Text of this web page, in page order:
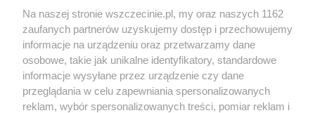
Wernisaże
Więcej
Specjalny koncert z okazji
20. urodzin portalu
wSzczecinie.pl
Regulamin konkursów
śniadaniówka "Hej
Szczecin! Jest piątek!"
Na naszej stronie wszczecinie.pl, my oraz naszych 1162
zaufanych partnerów uzyskujemy dostęp i przechowujemy
informacje na urządzeniu oraz przetwarzamy dane
osobowe, takie jak unikalne identyfikatory, standardowe
informacje wysyłane przez urządzenie czy dane
przeglądania w celu zapewniania spersonalizowanych
reklam, wybór spersonalizowanych treści, pomiar reklam i